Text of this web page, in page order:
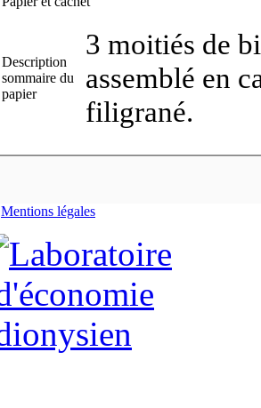
Description
sommaire du
papier
3 moitiés de
assemblé en
filigrané.
Mentions légales